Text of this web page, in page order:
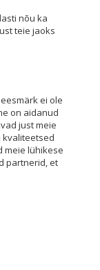
nõu ka
teie jaoks
ei ole
on aidanud
just meie
kvaliteetsed
meie lühikese
partnerid, et